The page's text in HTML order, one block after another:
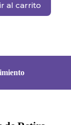
al carrito